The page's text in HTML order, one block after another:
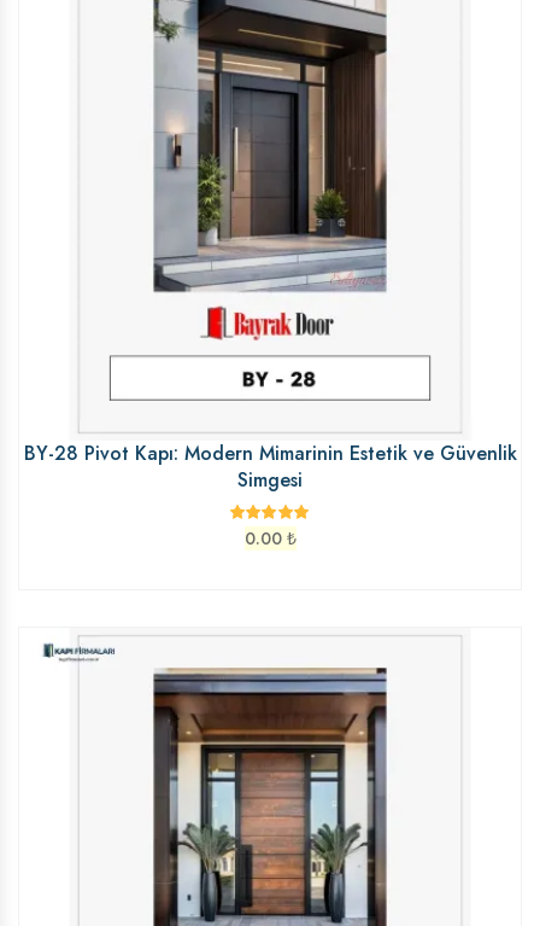
BY-28 Pivot Kapı: Modern Mimarinin Estetik ve Güvenlik
Simgesi
0.00 ₺